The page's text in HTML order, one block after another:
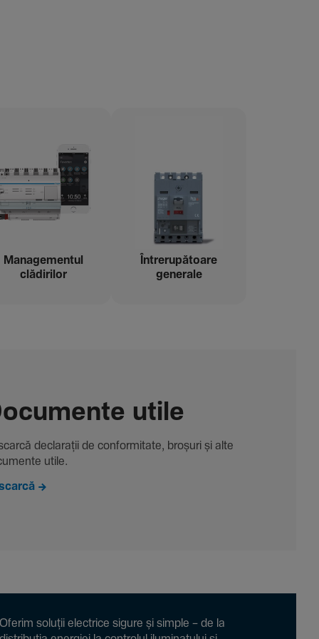
Managementul
clădi­rilor
Între­ru­pă­toare
gene­rale
utile
decla­rații de conformitate, broșuri și alte
utile.
soluții electrice sigure și simple – de la